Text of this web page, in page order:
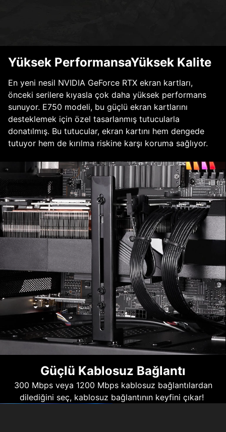
Yüksek PerformansaYüksek Kalite
En yeni nesil NVIDIA GeForce RTX ekran kartları,
önceki serilere kıyasla çok daha yüksek performans
sunuyor. E750 modeli, bu güçlü ekran kartlarını
desteklemek için özel tasarlanmış tutucularla
donatılmış. Bu tutucular, ekran kartını hem dengede
tutuyor hem de kırılma riskine karşı koruma sağlıyor.
Güçlü Kablosuz Bağlantı
300 Mbps veya 1200 Mbps kablosuz bağlantılardan
dilediğini seç, kablosuz bağlantının keyfini çıkar!